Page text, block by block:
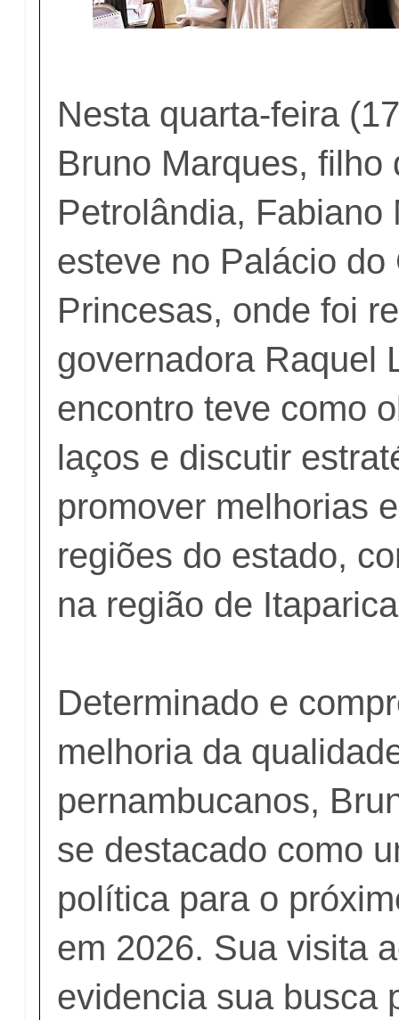
Nesta quarta-feira
Bruno Marques, filho
Petrolândia, Fabiano
esteve no Palácio do
Princesas, onde foi
governadora Raquel
encontro teve como
laços e discutir
promover melhorias
regiões do estado,
na região de
Determinado e
melhoria da
pernambucanos,
se destacado como
política para o
em 2026. Sua visita
evidencia sua busca